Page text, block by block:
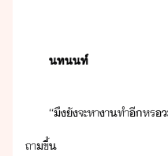
​ทท​์​
“​ึ​ั​จะ​หาา​ทำ​ี​ห
ถา​ขึ้